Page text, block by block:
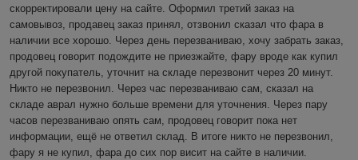
скорректировали цену на сайте. Оформил третий заказ на
самовывоз, продавец заказ принял, отзвонил сказал что фара в
наличии все хорошо. Через день перезваниваю, хочу забрать заказ,
продовец говорит подождите не приезжайте, фару вроде как купил
другой покупатель, уточнит на складе перезвонит через 20 минут.
Никто не перезвонил. Через час перезваниваю сам, сказал на
складе аврал нужно больше времени для уточнения. Через пару
часов перезваниваю опять сам, продовец говорит пока нет
информации, ещё не ответил склад. В итоге никто не перезвонил,
фару я не купил, фара до сих пор висит на сайте в наличии.